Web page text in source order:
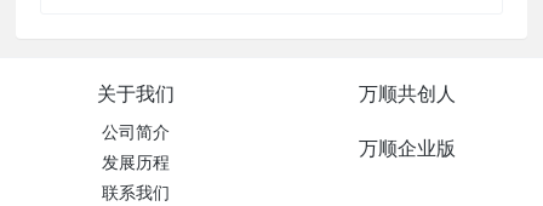
关于我们
公司简介
发展历程
联系我们
万顺共创人
万顺企业版